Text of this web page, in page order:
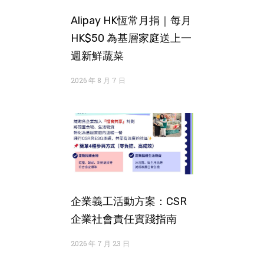
Alipay HK恆常月捐｜每月
HK$50 為基層家庭送上一
週新鮮蔬菜
2026 年 8 月 7 日
企業義工活動方案：CSR
企業社會責任實踐指南
2026 年 7 月 23 日